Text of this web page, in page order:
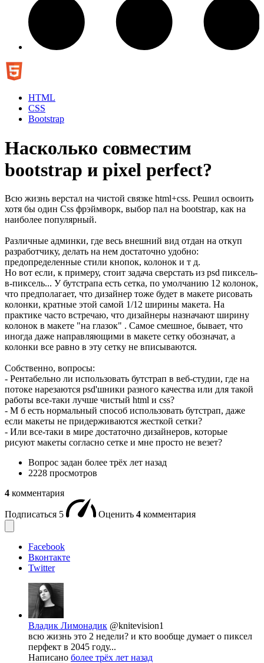
HTML
CSS
Bootstrap
Насколько совместим
bootstrap и pixel perfect?
Всю жизнь верстал на чистой связке html+css. Решил освоить
хотя бы один Css фрэймворк, выбор пал на bootstrap, как на
наиболее популярный.
Различные админки, где весь внешний вид отдан на откуп
разработчику, делать на нем достаточно удобно:
предопределенные стили кнопок, колонок и т д.
Но вот если, к примеру, стоит задача сверстать из psd пиксель-
в-пиксель... У бутстрапа есть сетка, по умолчанию 12 колонок,
что предполагает, что дизайнер тоже будет в макете рисовать
колонки, кратные этой самой 1/12 ширины макета. На
практике часто встречаю, что дизайнеры назначают ширину
колонок в макете "на глазок" . Самое смешное, бывает, что
иногда даже направляющими в макете сетку обозначат, а
колонки все равно в эту сетку не вписываются.
Собственно, вопросы:
- Рентабельно ли использовать бутстрап в веб-студии, где на
потоке нарезаются psd'шники разного качества или для такой
работы все-таки лучше чистый html и css?
- М б есть нормальный способ использовать бутстрап, даже
если макеты не придерживаются жесткой сетки?
- Или все-таки в мире достаточно дизайнеров, которые
рисуют макеты согласно сетке и мне просто не везет?
Вопрос задан более трёх лет назад
2228 просмотров
4 комментария
Подписаться 5 Оценить 4 комментария
Facebook
Вконтакте
Twitter
Владик Лимонадик @knitevision1
всю жизнь это 2 недели? и кто вообще думает о пиксел
перфект в 2045 году...
Написано более трёх лет назад